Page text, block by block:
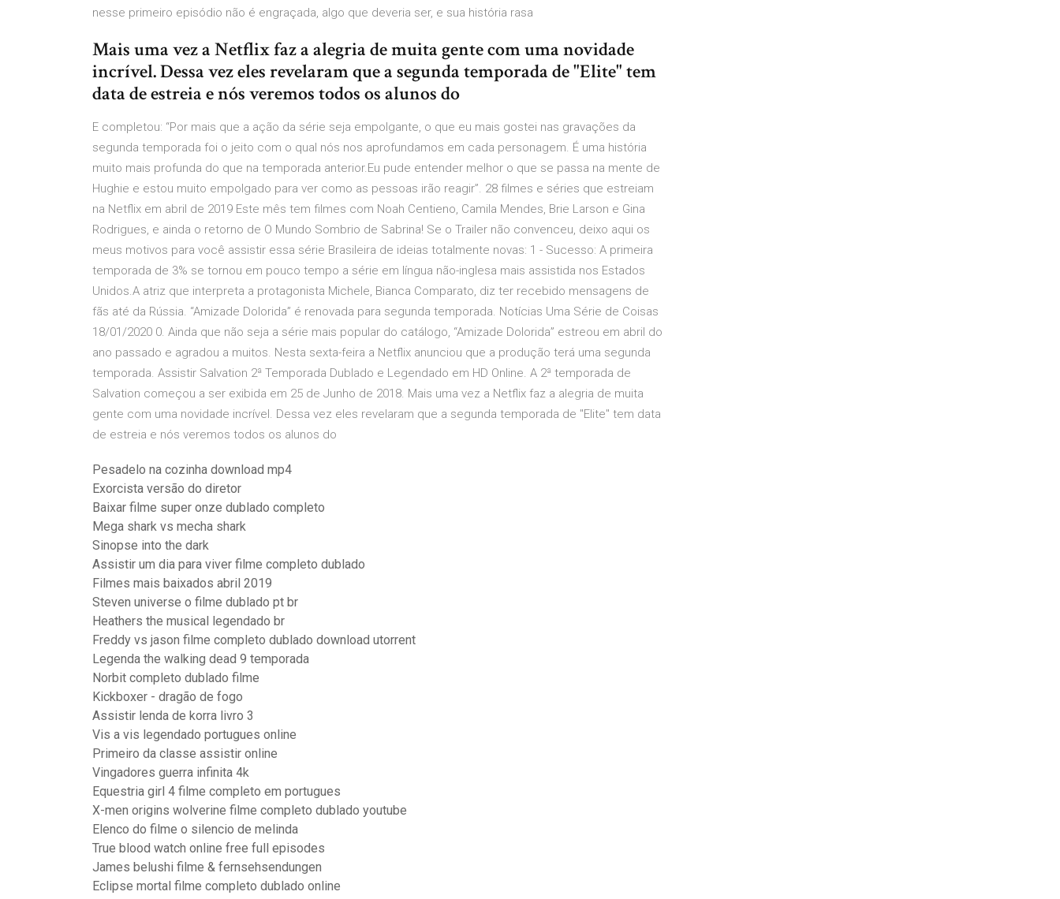
nesse primeiro episódio não é engraçada, algo que deveria ser, e sua história rasa
Mais uma vez a Netflix faz a alegria de muita gente com uma novidade
incrível. Dessa vez eles revelaram que a segunda temporada de "Elite" tem
data de estreia e nós veremos todos os alunos do
E completou: “Por mais que a ação da série seja empolgante, o que eu mais gostei nas gravações da
segunda temporada foi o jeito com o qual nós nos aprofundamos em cada personagem. É uma história
muito mais profunda do que na temporada anterior.Eu pude entender melhor o que se passa na mente de
Hughie e estou muito empolgado para ver como as pessoas irão reagir”. 28 filmes e séries que estreiam
na Netflix em abril de 2019 Este mês tem filmes com Noah Centieno, Camila Mendes, Brie Larson e Gina
Rodrigues, e ainda o retorno de O Mundo Sombrio de Sabrina! Se o Trailer não convenceu, deixo aqui os
meus motivos para você assistir essa série Brasileira de ideias totalmente novas: 1 - Sucesso: A primeira
temporada de 3% se tornou em pouco tempo a série em língua não-inglesa mais assistida nos Estados
Unidos.A atriz que interpreta a protagonista Michele, Bianca Comparato, diz ter recebido mensagens de
fãs até da Rússia. “Amizade Dolorida” é renovada para segunda temporada. Notícias Uma Série de Coisas
18/01/2020 0. Ainda que não seja a série mais popular do catálogo, “Amizade Dolorida” estreou em abril do
ano passado e agradou a muitos. Nesta sexta-feira a Netflix anunciou que a produção terá uma segunda
temporada. Assistir Salvation 2ª Temporada Dublado e Legendado em HD Online. A 2ª temporada de
Salvation começou a ser exibida em 25 de Junho de 2018. Mais uma vez a Netflix faz a alegria de muita
gente com uma novidade incrível. Dessa vez eles revelaram que a segunda temporada de "Elite" tem data
de estreia e nós veremos todos os alunos do
Pesadelo na cozinha download mp4
Exorcista versão do diretor
Baixar filme super onze dublado completo
Mega shark vs mecha shark
Sinopse into the dark
Assistir um dia para viver filme completo dublado
Filmes mais baixados abril 2019
Steven universe o filme dublado pt br
Heathers the musical legendado br
Freddy vs jason filme completo dublado download utorrent
Legenda the walking dead 9 temporada
Norbit completo dublado filme
Kickboxer - dragão de fogo
Assistir lenda de korra livro 3
Vis a vis legendado portugues online
Primeiro da classe assistir online
Vingadores guerra infinita 4k
Equestria girl 4 filme completo em portugues
X-men origins wolverine filme completo dublado youtube
Elenco do filme o silencio de melinda
True blood watch online free full episodes
James belushi filme & fernsehsendungen
Eclipse mortal filme completo dublado online